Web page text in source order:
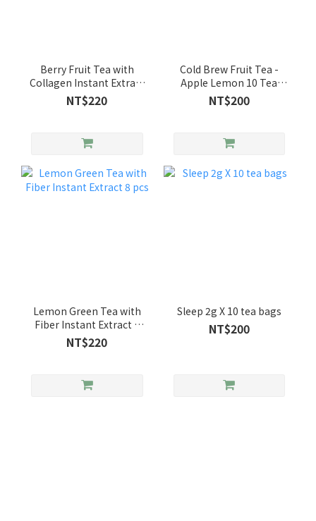
Berry Fruit Tea with
Collagen Instant Extract
8 pcs
NT$220
Cold Brew Fruit Tea -
Apple Lemon 10 Tea
Bags
NT$200
Lemon Green Tea with
Fiber Instant Extract 8
pcs
NT$220
Sleep 2g X 10 tea bags
NT$200